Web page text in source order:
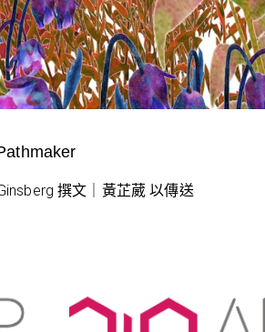
撰文｜黃芷葳 以傳送